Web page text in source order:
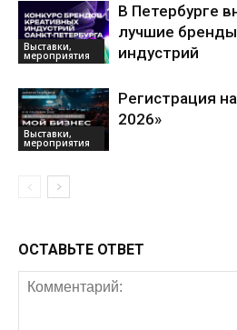
Выставки,
мероприятия
В Петербурге
лучшие
индустрий
Выставки,
мероприятия
Регистрация
2026»
ОСТАВЬТЕ ОТВЕТ